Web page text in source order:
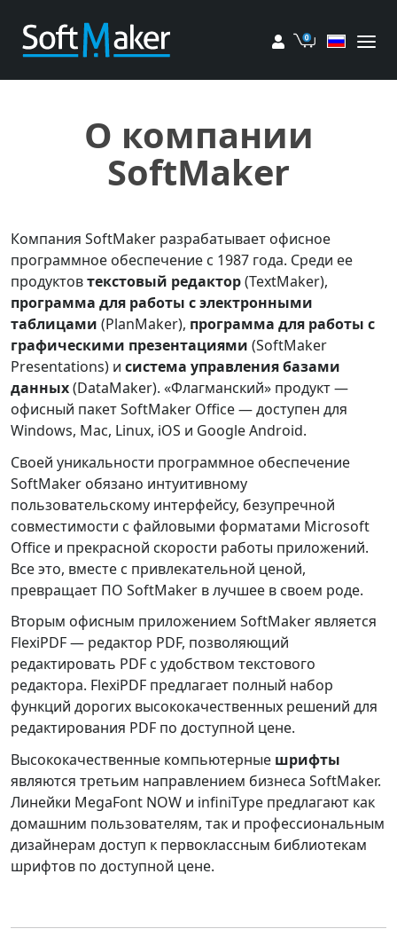
Мой аккаунт
Корзина
О компании
SoftMaker
Компания SoftMaker разрабатывает офисное
программное обеспечение с 1987 года. Среди ее
продуктовтекстовый редактор(TextMaker),
программа для работы с электронными
таблицами (PlanMaker), программа для работы с
графическими презентациями (SoftMaker
Presentations) и система управления базами
данных(DataMaker). «Флагманский» продукт —
офисный пакет SoftMaker Office — доступен для
Windows, Mac, Linux, iOS и Google Android.
Своей уникальности программное обеспечение
SoftMaker обязано интуитивному
пользовательскому интерфейсу, безупречной
совместимости с файловыми форматами Microsoft
Office и прекрасной скорости работы приложений.
Все это, вместе с привлекательной ценой,
превращает ПО SoftMaker в лучшее в своем роде.
Вторым офисным приложением SoftMaker является
FlexiPDF — редактор PDF, позволяющий
редактировать PDF с удобством текстового
редактора. FlexiPDF предлагает полный набор
функций дорогих высококачественных решений для
редактирования PDF по доступной цене.
Высококачественные компьютерные шрифты
являются третьим направлением бизнеса SoftMaker.
Линейки MegaFont NOW и infiniType предлагают как
домашним пользователям, так и профессиональным
дизайнерам доступ к первоклассным библиотекам
шрифтов по доступной цене.